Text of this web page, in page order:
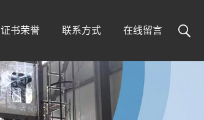
证书荣誉 联系方式 在线留言